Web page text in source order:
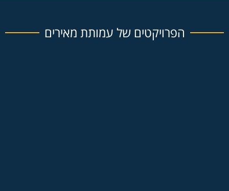
הפרויקטים של עמותת מאירים